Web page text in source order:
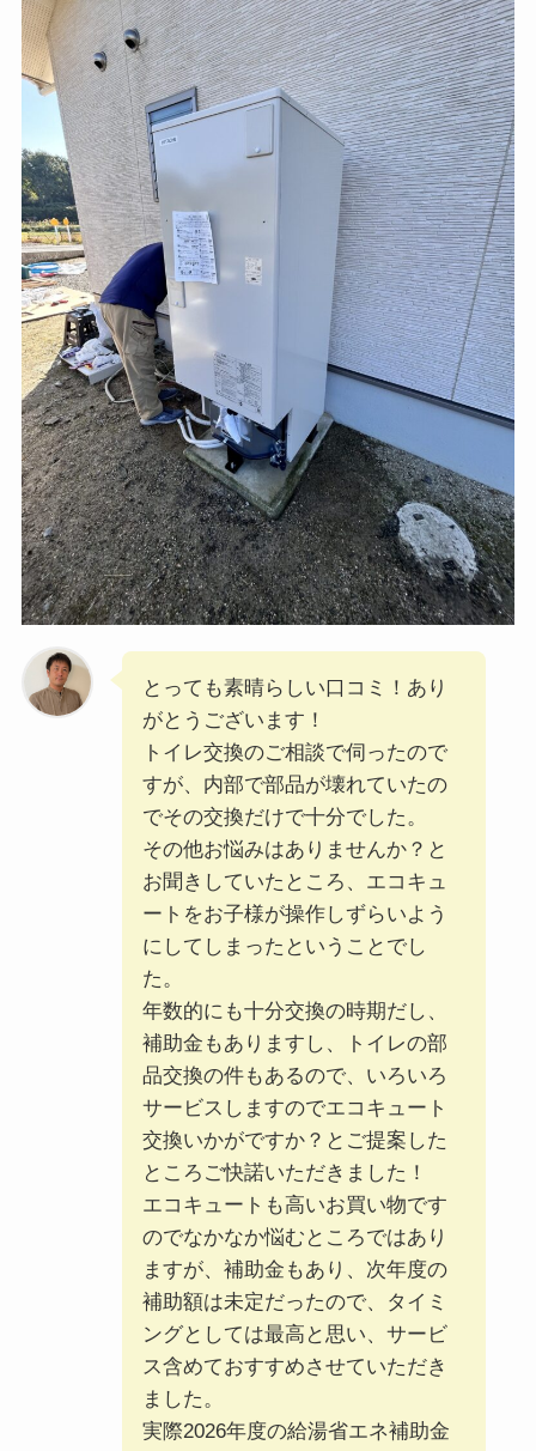
とっても素晴らしい口コミ！あり
がとうございます！
トイレ交換のご相談で伺ったので
すが、内部で部品が壊れていたの
でその交換だけで十分でした。
その他お悩みはありませんか？と
お聞きしていたところ、エコキュ
ートをお子様が操作しずらいよう
にしてしまったということでし
た。
年数的にも十分交換の時期だし、
補助金もありますし、トイレの部
品交換の件もあるので、いろいろ
サービスしますのでエコキュート
交換いかがですか？とご提案した
ところご快諾いただきました！
エコキュートも高いお買い物です
のでなかなか悩むところではあり
ますが、補助金もあり、次年度の
補助額は未定だったので、タイミ
ングとしては最高と思い、サービ
ス含めておすすめさせていただき
ました。
実際2026年度の給湯省エネ補助金